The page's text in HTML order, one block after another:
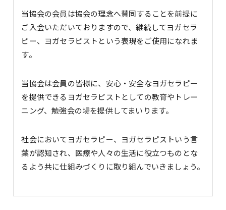
当協会の会員は協会の理念へ賛同することを前提に
ご入会いただいておりますので、継続してヨガセラ
ピー、ヨガセラピストという表現をご使用になれま
す。
当協会は会員の皆様に、安心・安全なヨガセラピー
を提供できるヨガセラピストとしての教育やトレー
ニング、勉強会の場を提供してまいります。
社会においてヨガセラピー、ヨガセラピストいう言
葉が認知され、医療や人々の生活に役立つものとな
るよう共に仕組みづくりに取り組んでいきましょう。